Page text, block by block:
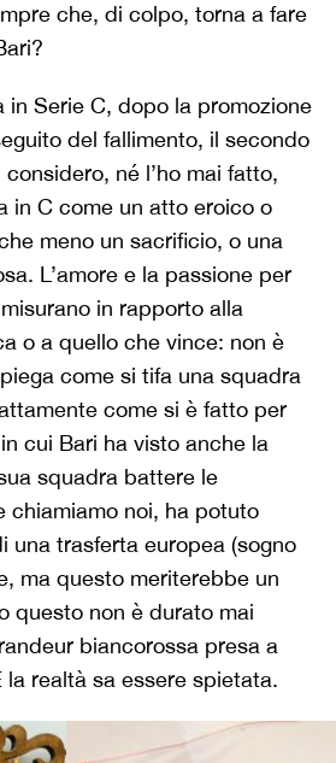
che, di colpo, torna a fare
in Serie C, dopo la promozione
del fallimento, il secondo
né l’ho mai fatto,
in C come un atto eroico o
meno un sacrificio, o una
L’amore e la passione per
in rapporto alla
o a quello che vince: non è
come si tifa una squadra
come si è fatto per
cui Bari ha visto anche la
squadra battere le
chiamiamo noi, ha potuto
una trasferta europea (sogno
ma questo meriterebbe un
questo non è durato mai
biancorossa presa a
la realtà sa essere spietata.